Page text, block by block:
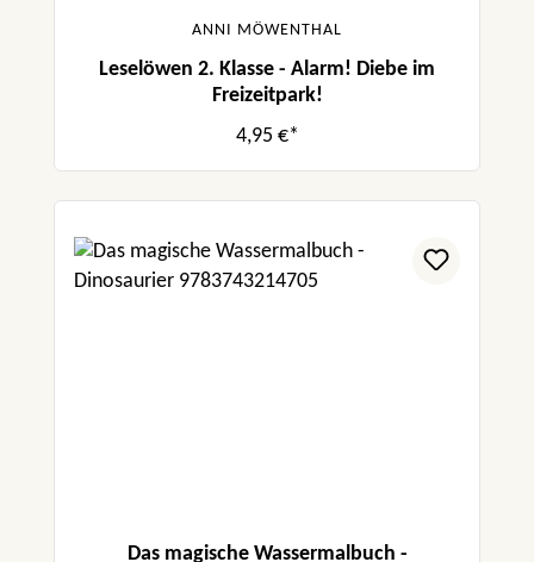
ANNI MÖWENTHAL
Leselöwen 2. Klasse - Alarm! Diebe im
Freizeitpark!
4,95 €*
Das magische Wassermalbuch -